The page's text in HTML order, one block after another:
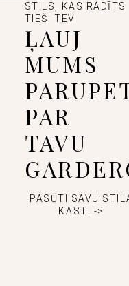
STILS, KAS RADĪTS
TIEŠI TEV
ĻAUJ
MUMS
PAR
TAVU
PASŪTI SAVU
KASTI ->